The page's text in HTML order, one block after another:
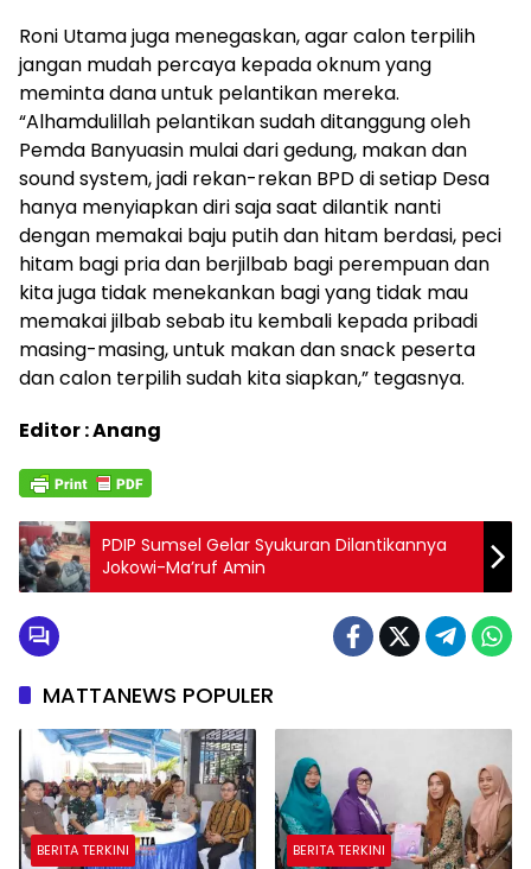
Roni Utama juga menegaskan, agar calon terpilih
jangan mudah percaya kepada oknum yang
meminta dana untuk pelantikan mereka.
“Alhamdulillah pelantikan sudah ditanggung oleh
Pemda Banyuasin mulai dari gedung, makan dan
sound system, jadi rekan-rekan BPD di setiap Desa
hanya menyiapkan diri saja saat dilantik nanti
dengan memakai baju putih dan hitam berdasi, peci
hitam bagi pria dan berjilbab bagi perempuan dan
kita juga tidak menekankan bagi yang tidak mau
memakai jilbab sebab itu kembali kepada pribadi
masing-masing, untuk makan dan snack peserta
dan calon terpilih sudah kita siapkan,” tegasnya.
Editor : Anang
PDIP Sumsel Gelar Syukuran Dilantikannya
Jokowi-Ma’ruf Amin
MATTANEWS POPULER
BERITA TERKINI BERITA TERKINI